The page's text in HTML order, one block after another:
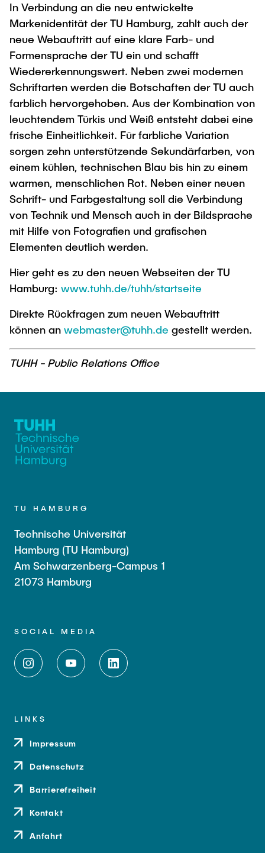
In Verbindung an die neu entwickelte
Markenidentität der TU Hamburg, zahlt auch der
neue Webauftritt auf eine klare Farb- und
Formensprache der TU ein und schafft
Wiedererkennungswert. Neben zwei modernen
Schriftarten werden die Botschaften der TU auch
farblich hervorgehoben. Aus der Kombination von
leuchtendem Türkis und Weiß entsteht dabei eine
frische Einheitlichkeit. Für farbliche Variation
sorgen zehn unterstützende Sekundärfarben, von
einem kühlen, technischen Blau bis hin zu einem
warmen, menschlichen Rot. Neben einer neuen
Schrift- und Farbgestaltung soll die Verbindung
von Technik und Mensch auch in der Bildsprache
mit Hilfe von Fotografien und grafischen
Elementen deutlich werden.
Hier geht es zu den neuen Webseiten der TU
Hamburg: www.tuhh.de/tuhh/startseite
Direkte Rückfragen zum neuen Webauftritt
können an webmaster@tuhh.de gestellt werden.
TUHH - Public Relations Office
TU HAMBURG
Technische Universität
Hamburg (TU Hamburg)
Am Schwarzenberg-Campus 1
21073 Hamburg
SOCIAL MEDIA
LINKS
Impressum
Datenschutz
Barrierefreiheit
Kontakt
Anfahrt